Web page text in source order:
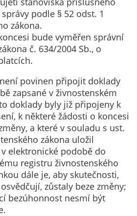
podle § 52 odst. 1
zákona.
bude vyměřen správní
č. 634/2004 Sb., o
povinen připojit doklady
zapsané v živnostenském
doklady byly již připojeny k
k některé žádosti o koncesi
a které v souladu s ust.
zákona uložil
elektronické podobě do
registru živnostenského
dále je, aby skutečnosti,
zůstaly beze změny;
bezúhonnost nesmí být